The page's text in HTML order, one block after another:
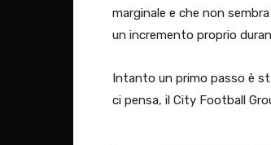
marginale e che non
un incremento proprio
Intanto un primo passo è
ci pensa, il City Football